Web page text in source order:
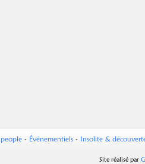
- Événementiels - Insolite &
Site réalisé par